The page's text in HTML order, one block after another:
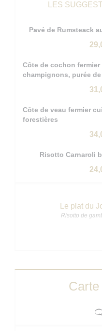
LES
Pavé de Rumsteack
Côte de cochon
champignons, purée
Côte de veau fermier
forestières
Risotto Carnaroli
Le plat du
Risotto de